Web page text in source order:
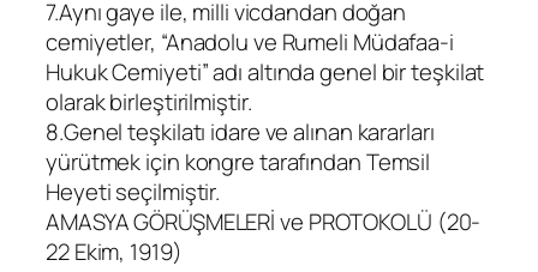
7.Aynı gaye ile, milli vicdandan doğan
cemiyetler, “Anadolu ve Rumeli Müdafaa-i
Hukuk Cemiyeti” adı altında genel bir teşkilat
olarak birleştirilmiştir.
8.Genel teşkilatı idare ve alınan kararları
yürütmek için kongre tarafından Temsil
Heyeti seçilmiştir.
AMASYA GÖRÜŞMELERİ ve PROTOKOLÜ (20-
22 Ekim, 1919)